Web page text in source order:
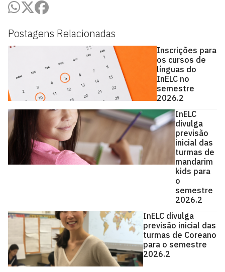
Postagens Relacionadas
Inscrições para
os cursos de
línguas do
InELC no
semestre
2026.2
InELC
divulga
previsão
inicial das
turmas de
mandarim
kids para
o
semestre
2026.2
InELC divulga
previsão inicial das
turmas de Coreano
para o semestre
2026.2